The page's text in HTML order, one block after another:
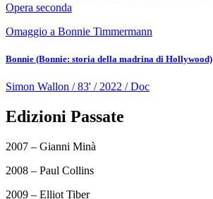
Opera seconda
Omaggio a Bonnie Timmermann
Bonnie (Bonnie: storia della madrina di Hollywood)
Simon Wallon / 83' / 2022 / Doc
Edizioni Passate
2007 – Gianni Minà
2008 – Paul Collins
2009 – Elliot Tiber